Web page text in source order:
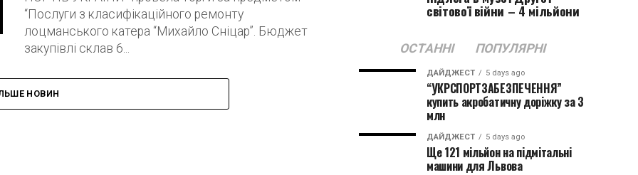
“Послуги з класифікаційного ремонту
лоцманського катера “Михайло Сніцар”. Бюджет
закупівлі склав 6...
НОВИН
світової війни – 4 мільйони
ОСТАННІ ПОПУЛЯРНІ
ДАЙДЖЕСТ 5 days ago
“УКРСПОРТЗАБЕЗПЕЧЕННЯ”
купить акробатичну доріжку за 3
млн
ДАЙДЖЕСТ 5 days ago
Ще 121 мільйон на підмітальні
машини для Львова